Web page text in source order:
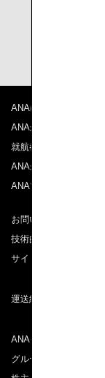
ANAについて
ANAからのお知らせ
就航都市
ANAがお約束する体験
ANAマイレージクラブ
お問い合わせ
技術的なお問い合わせ
サイトマップ
運送約款
ANAグループについて
グループ企業一覧